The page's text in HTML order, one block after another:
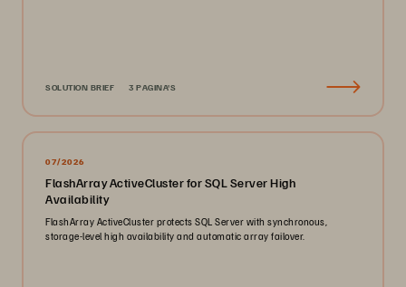
SOLUTION BRIEF 3 PAGINA'S
07/2026
FlashArray ActiveCluster for SQL Server High
Availability
FlashArray ActiveCluster protects SQL Server with synchronous,
storage-level high availability and automatic array failover.